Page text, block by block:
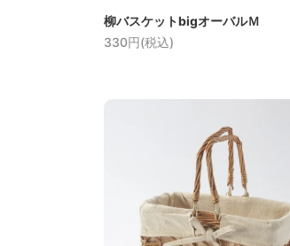
柳バスケットbigオーバルＭ
330円(税込)